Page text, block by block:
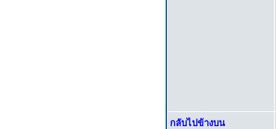
กลับไปข้างบน